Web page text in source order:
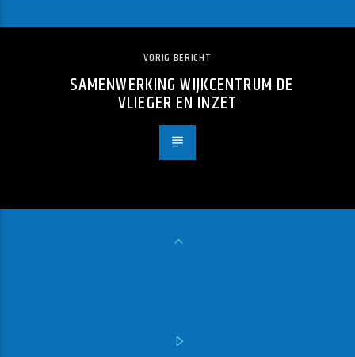
VORIG BERICHT
SAMENWERKING WIJKCENTRUM DE
VLIEGER EN INZET